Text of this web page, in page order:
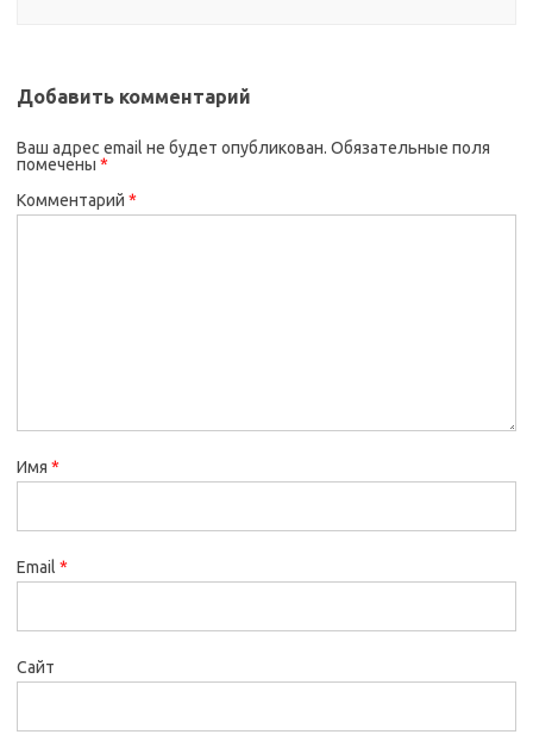
Добавить комментарий
Ваш адрес email не будет опубликован. Обязательные поля
помечены *
Комментарий *
Имя *
Email *
Сайт